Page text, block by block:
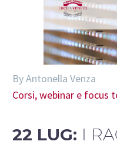
By Antonella Venza
Corsi, webinar e focus
22 LUG: I